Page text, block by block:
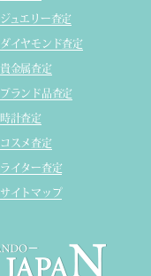
ジュエリー査定
ダイヤモンド査定
貴金属査定
ブランド品査定
時計査定
コスメ査定
ライター査定
サイトマップ